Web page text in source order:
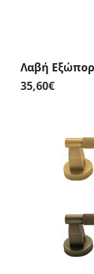
Λαβή
35,60€